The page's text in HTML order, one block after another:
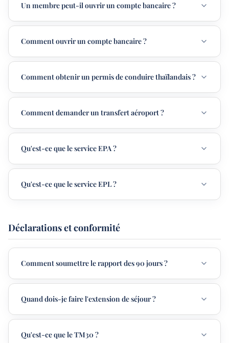
Un membre peut-il ouvrir un compte bancaire ?
Comment ouvrir un compte bancaire ?
Comment obtenir un permis de conduire thaïlandais ?
Comment demander un transfert aéroport ?
Qu'est-ce que le service EPA ?
Qu'est-ce que le service EPL ?
Déclarations et conformité
Comment soumettre le rapport des 90 jours ?
Quand dois-je faire l'extension de séjour ?
Qu'est-ce que le TM30 ?